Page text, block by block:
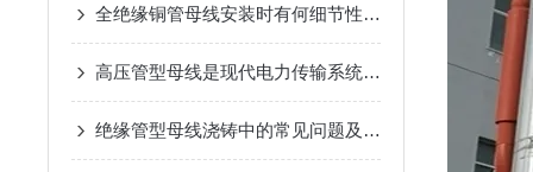
全绝缘铜管母线安装时有何细节性的工艺要求？
高压管型母线是现代电力传输系统中的一种关键设备
绝缘管型母线浇铸中的常见问题及解决方案